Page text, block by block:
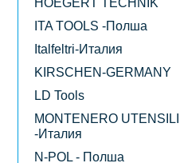
HOEGERT TECHNIK
ITA TOOLS -Полша
Italfeltri-Италия
KIRSCHEN-GERMANY
LD Tools
MONTENERO UTENSILI
-Италия
N-POL - Полша